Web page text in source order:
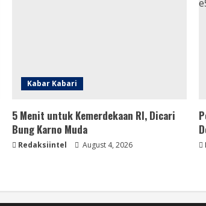
Kabar Kabari
5 Menit untuk Kemerdekaan RI, Dicari
Bung Karno Muda
Redaksiintel August 4, 2026